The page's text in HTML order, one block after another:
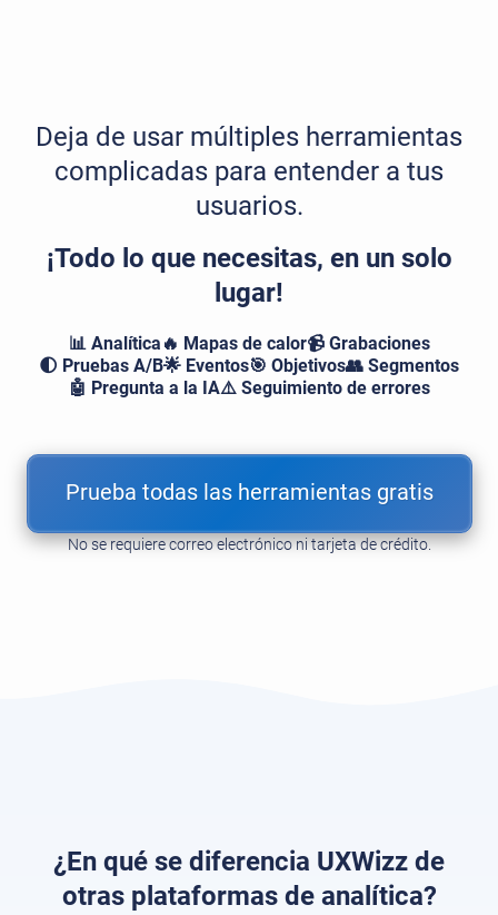
Deja de usar múltiples herramientas
complicadas para entender a tus
usuarios.
¡Todo lo que necesitas, en un solo
lugar!
📊 Analítica 🔥 Mapas de calor📹 Grabaciones
🌓 Pruebas A/B🌟 Eventos🎯 Objetivos👥 Segmentos
🤖 Pregunta a la IA⚠️ Seguimiento de errores
Prueba todas las herramientas gratis
No se requiere correo electrónico ni tarjeta de crédito.
¿En qué se diferencia UXWizz de
otras plataformas de analítica?